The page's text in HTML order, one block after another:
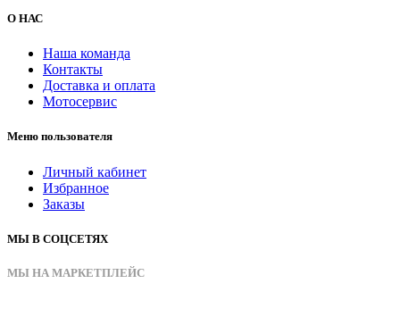
О НАС
Наша команда
Контакты
Доставка и оплата
Мотосервис
Меню пользователя
Личный кабинет
Избранное
Заказы
МЫ В СОЦСЕТЯХ
МЫ НА МАРКЕТПЛЕЙС